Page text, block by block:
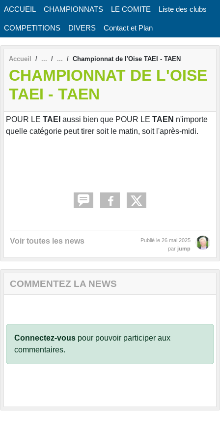
ACCUEIL CHAMPIONNATS LE COMITE Liste des clubs
COMPETITIONS DIVERS Contact et Plan
Accueil Championnat de l'Oise TAEI - TAEN
CHAMPIONNAT DE L'OISE
TAEI - TAEN
POUR LE TAEI aussi bien que POUR LE TAEN n'importe
quelle catégorie peut tirer soit le matin, soit l'après-midi.
Voir toutes les news Publié le 26 mai 2025
par jump
COMMENTEZ LA NEWS
Connectez-vous pour pouvoir participer aux
commentaires.
Panneau de gestion des cookies